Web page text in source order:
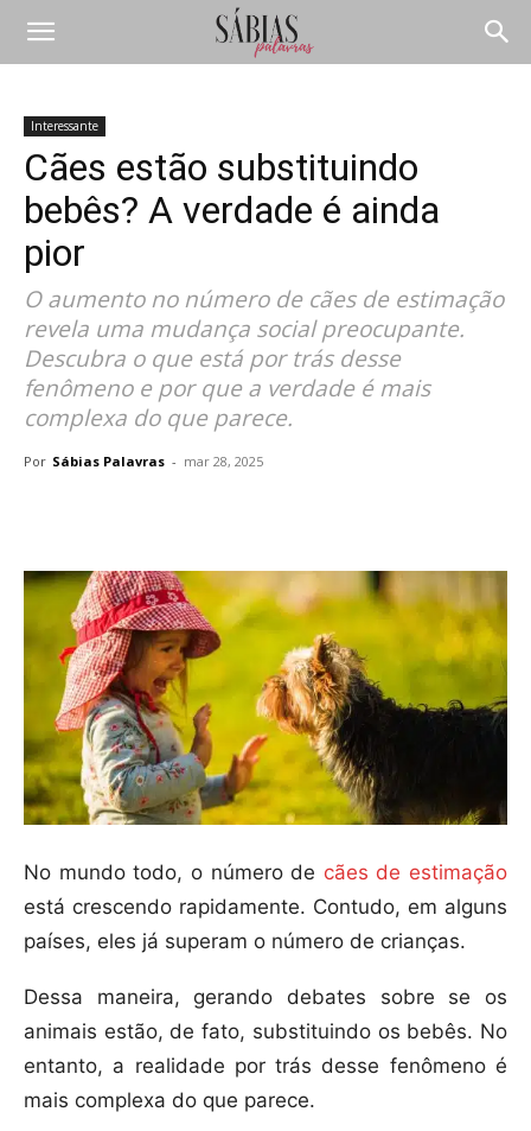
Interessante
Cães estão substituindo
bebês? A verdade é ainda
pior
O aumento no número de cães de estimação
revela uma mudança social preocupante.
Descubra o que está por trás desse
fenômeno e por que a verdade é mais
complexa do que parece.
Por Sábias Palavras - mar 28, 2025
No mundo todo, o número de cães de estimação
está crescendo rapidamente. Contudo, em alguns
países, eles já superam o número de crianças.
Dessa maneira, gerando debates sobre se os
animais estão, de fato, substituindo os bebês. No
entanto, a realidade por trás desse fenômeno é
mais complexa do que parece.